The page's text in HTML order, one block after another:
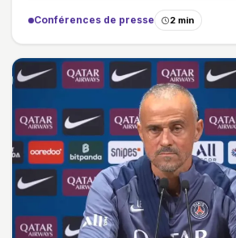
Conférences de presse 2 min